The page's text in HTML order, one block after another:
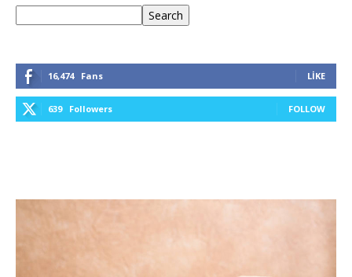
Search
16,474 Fans LIKE
639 Followers FOLLOW